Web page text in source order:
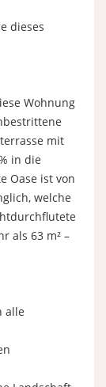
dieses
Wohnung
mit
in die
Oase ist von
welche
als 63 m² –
alle